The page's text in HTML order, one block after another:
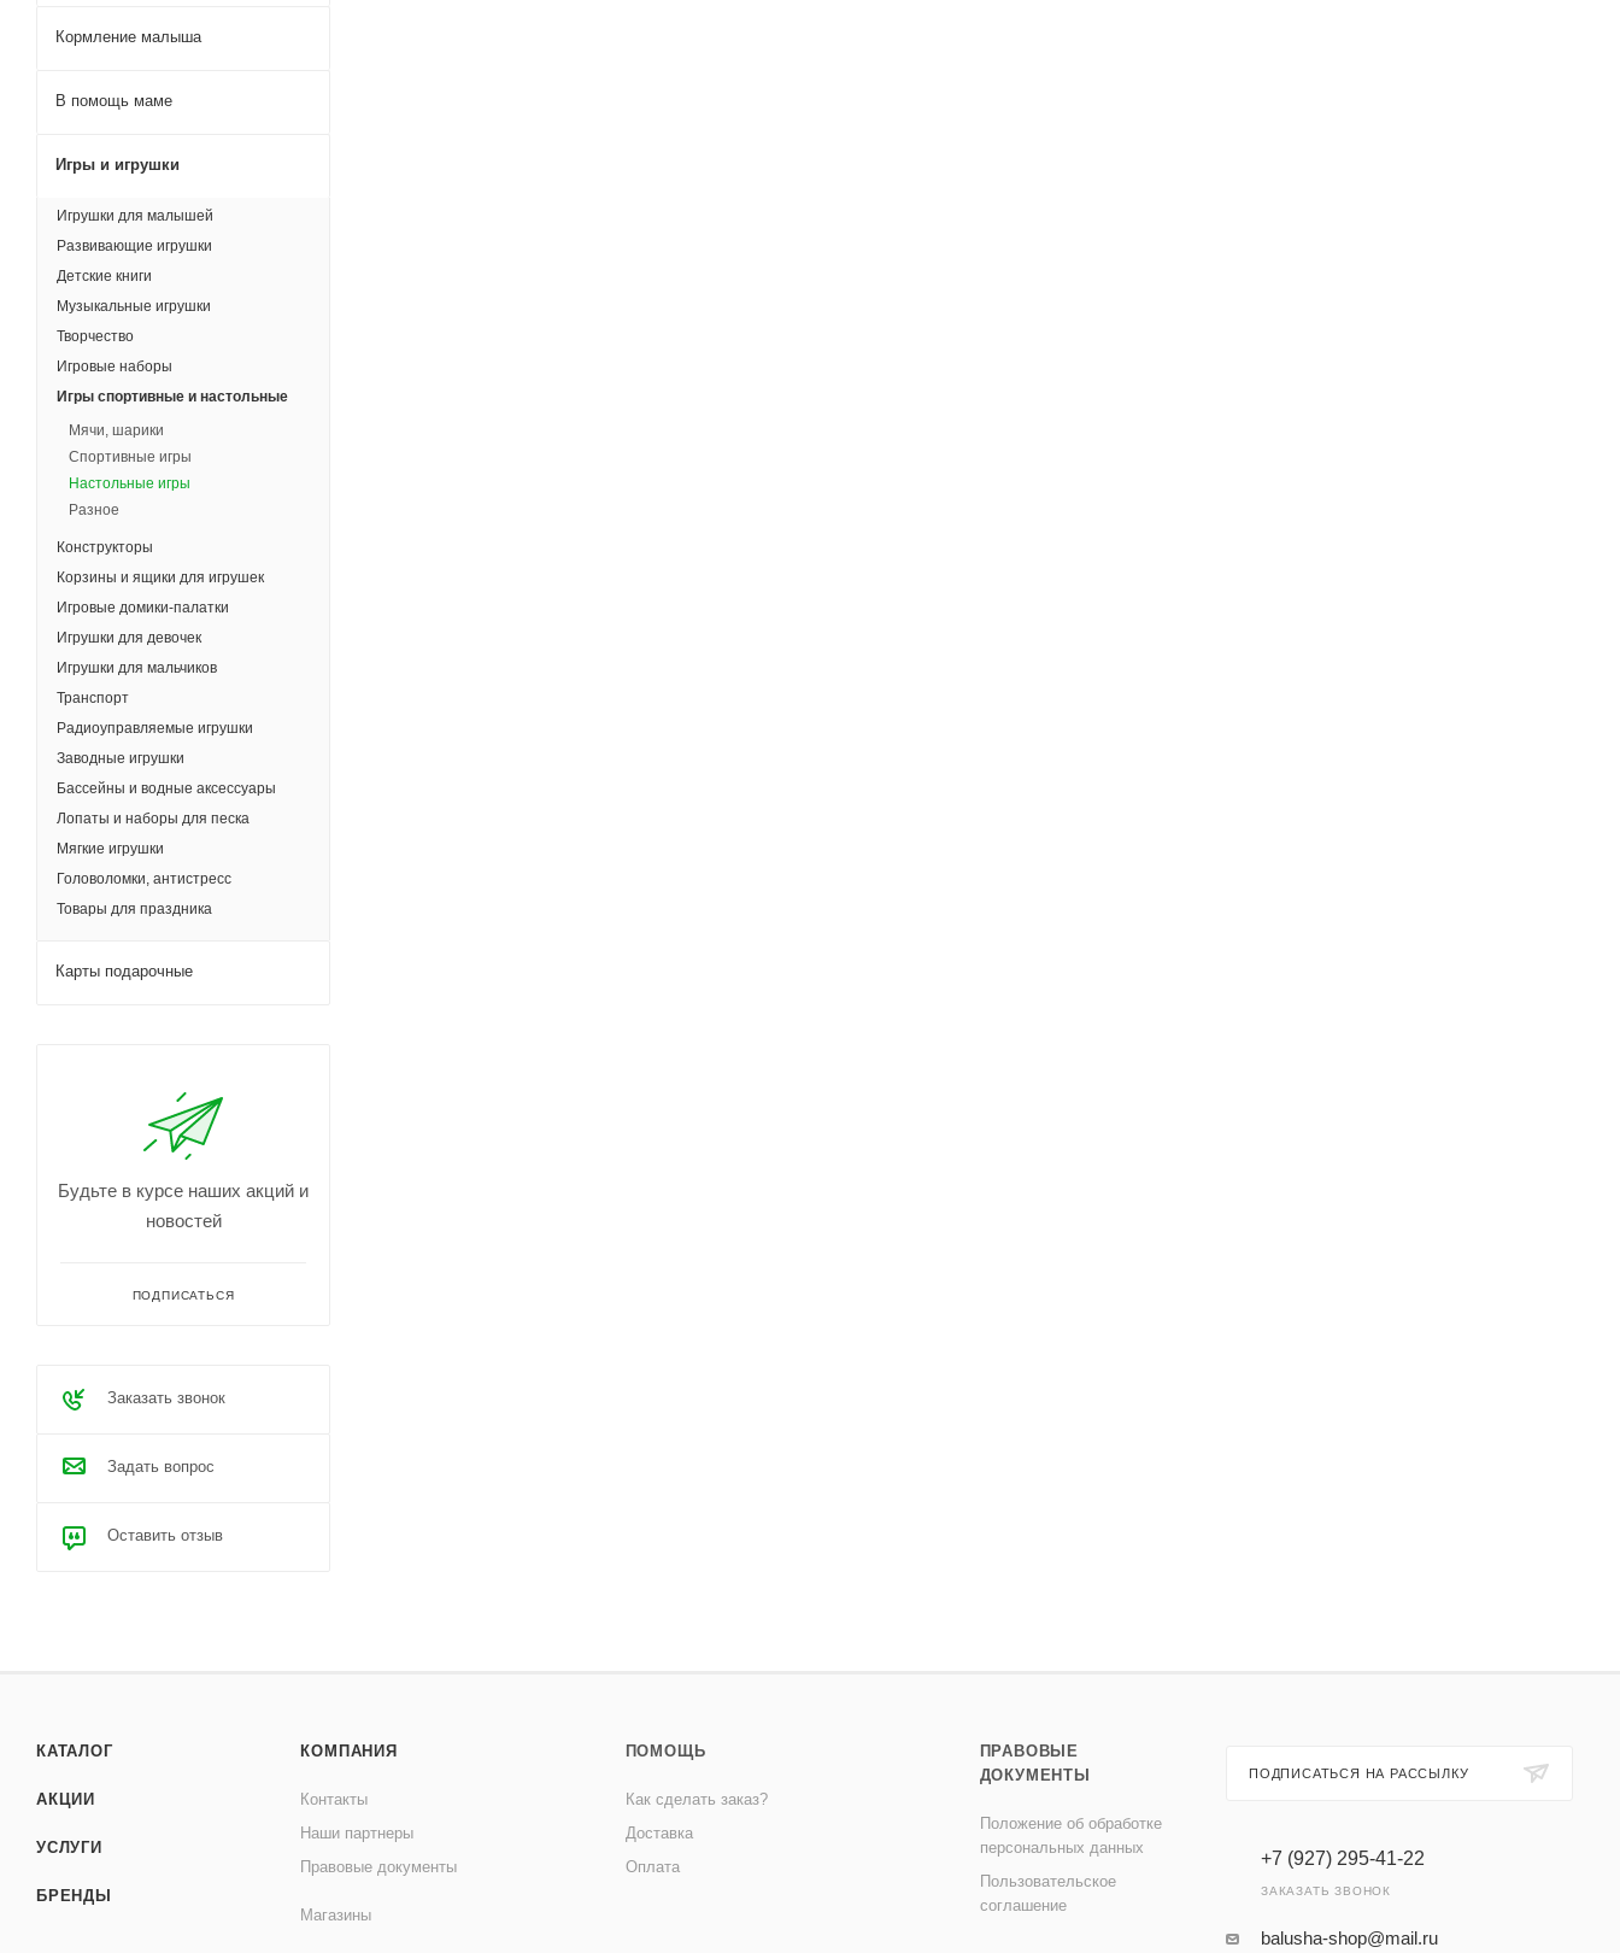
Кормление малыша
В помощь маме
Игры и игрушки
Игрушки для малышей
Развивающие игрушки
Детские книги
Музыкальные игрушки
Творчество
Игровые наборы
Игры спортивные и настольные
Мячи, шарики
Спортивные игры
Настольные игры
Разное
Конструкторы
Корзины и ящики для игрушек
Игровые домики-палатки
Игрушки для девочек
Игрушки для мальчиков
Транспорт
Радиоуправляемые игрушки
Заводные игрушки
Бассейны и водные аксессуары
Лопаты и наборы для песка
Мягкие игрушки
Головоломки, антистресс
Товары для праздника
Карты подарочные
Будьте в курсе наших акций и
новостей
ПОДПИСАТЬСЯ
Заказать звонок
Задать вопрос
Оставить отзыв
КАТАЛОГ
АКЦИИ
УСЛУГИ
БРЕНДЫ
КОМПАНИЯ
Контакты
Наши партнеры
Правовые документы
Магазины
ПОМОЩЬ
Как сделать заказ?
Доставка
Оплата
ПРАВОВЫЕ
ДОКУМЕНТЫ
Положение об обработке
персональных данных
Пользовательское
соглашение
ПОДПИСАТЬСЯ НА РАССЫЛКУ
+7 (927) 295-41-22
ЗАКАЗАТЬ ЗВОНОК
balusha-shop@mail.ru